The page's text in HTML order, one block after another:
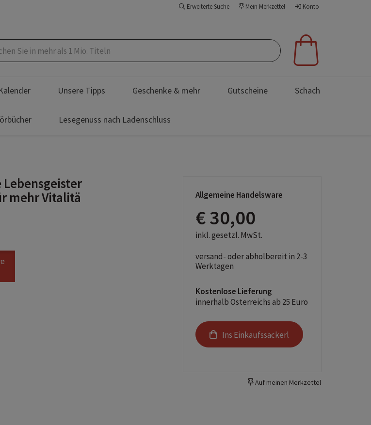
Erweiterte Suche Mein Merkzettel Konto
Unsere Tipps Geschenke & mehr Gutscheine Schach
Lesegenuss nach Ladenschluss
mehr Vitalitä
Allgemeine Handelsware
€ 30,00
inkl. gesetzl. MwSt.
versand- oder abholbereit in 2-3
Werktagen
Kostenlose Lieferung
innerhalb Österreichs ab 25 Euro
Ins Einkaufssackerl
Auf meinen Merkzettel